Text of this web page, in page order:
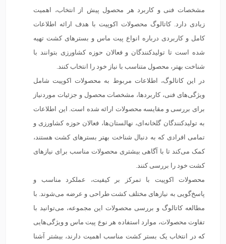
مشخصات فنی و کاربرد هر محصول پیش از انتخاب، اهمیت
زیادی دارد. کاتالوگ محصولات اکوپیت با هدف ارائه اطلاعات
کامل و کاربردی درباره انواع پیت ماس و بسترهای کشت تهیه
شده است تا تولیدکنندگان و فعالان حوزه کشاورزی بتوانند با
شناخت بهتر، محصول متناسب با نیاز خود را انتخاب کنند.
در این کاتالوگ، اطلاعات مربوط به محصولات اکوپیت شامل
ویژگی‌های فنی، کاربردها، مشخصات محصول و جزئیات موردنیاز
برای بررسی و مقایسه محصولات ارائه شده است. این اطلاعات
به تولیدکنندگان گلخانه‌ای، نهالستان‌ها، فعالان حوزه کشاورزی و
تمامی افرادی که به دنبال شناخت بهتر بسترهای کشت هستند،
کمک می‌کند تا با آگاهی بیشتری محصولات مناسب برای نیازهای
کشت خود را بررسی کنند.
محصولات اکوپیت با تمرکز بر کیفیت، عملکرد مناسب و
پاسخ‌گویی به نیازهای مختلف کشت طراحی و عرضه می‌شوند. با
مطالعه کاتالوگ و بررسی محصولات این مجموعه، می‌توانید با
تفاوت محصولات، موارد استفاده هر نوع پیت ماس و ویژگی‌هایی
که در انتخاب یک بستر کشت مناسب اهمیت دارند، بیشتر آشنا